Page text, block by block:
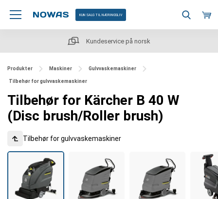
KUN SALG TIL NÆRINGSLIV
Kundeservice på norsk
Produkter Maskiner Gulvvaskemaskiner
Tilbehør for gulvvaskemaskiner
Tilbehør for Kärcher B 40 W
(Disc brush/Roller brush)
Tilbehør for gulvvaskemaskiner